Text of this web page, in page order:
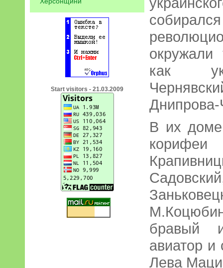
Start visitors - 21.03.2009
окружали
как
Днипрова-
В их
корифеи
бравый
авиатор и
Лева